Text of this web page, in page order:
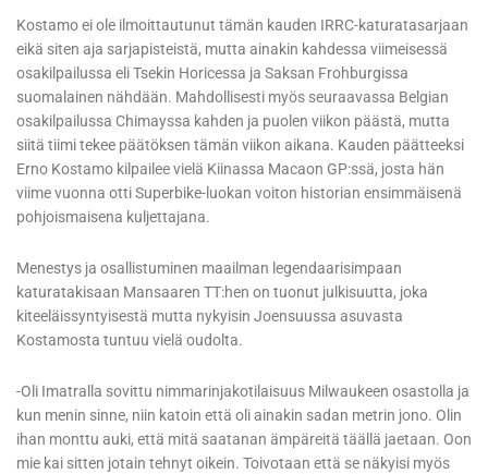
Kostamo ei ole ilmoittautunut tämän kauden IRRC-katuratasarjaan
eikä siten aja sarjapisteistä, mutta ainakin kahdessa viimeisessä
osakilpailussa eli Tsekin Horicessa ja Saksan Frohburgissa
suomalainen nähdään. Mahdollisesti myös seuraavassa Belgian
osakilpailussa Chimayssa kahden ja puolen viikon päästä, mutta
siitä tiimi tekee päätöksen tämän viikon aikana. Kauden päätteeksi
Erno Kostamo kilpailee vielä Kiinassa Macaon GP:ssä, josta hän
viime vuonna otti Superbike-luokan voiton historian ensimmäisenä
pohjoismaisena kuljettajana.
Menestys ja osallistuminen maailman legendaarisimpaan
katuratakisaan Mansaaren TT:hen on tuonut julkisuutta, joka
kiteeläissyntyisestä mutta nykyisin Joensuussa asuvasta
Kostamosta tuntuu vielä oudolta.
-Oli Imatralla sovittu nimmarinjakotilaisuus Milwaukeen osastolla ja
kun menin sinne, niin katoin että oli ainakin sadan metrin jono. Olin
ihan monttu auki, että mitä saatanan ämpäreitä täällä jaetaan. Oon
mie kai sitten jotain tehnyt oikein. Toivotaan että se näkyisi myös